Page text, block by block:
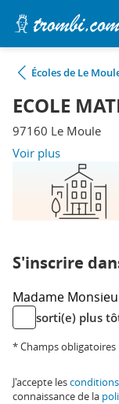
Écoles de Le
ECOLE
97160 Le Moule
Voir plus
S'inscrire
Madame
sorti(e) plus
* Champs obligatoires
J'accepte les
connaissance de la